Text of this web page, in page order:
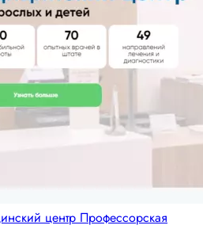
центр Профессорская